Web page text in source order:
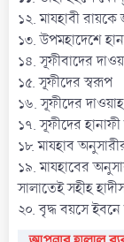
১২. মাযহাবী
১৩. উপমহাদেশে
১৪. সূফীবাদের
১৫. সূফীদের স্বরূপ
১৬. সূফীদের দাওয়াহ
১৭. সূফীদের
১৮. মাযহাব
১৯. মাযহাবের
সালাতেই সহীহ
২০. বৃদ্ধ বয়সে